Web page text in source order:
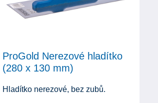
ProGold Nerezové hladítko
(280 x 130 mm)
Hladítko nerezové, bez zubů.